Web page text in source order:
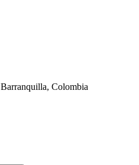
Barranquilla, Colombia